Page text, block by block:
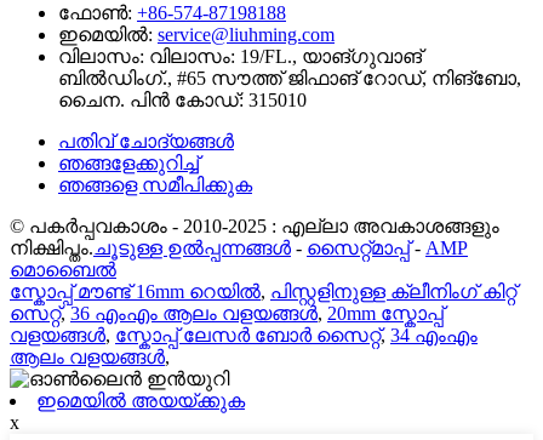
ഫോൺ: +86-574-87198188
ഇമെയിൽ: service@liuhming.com
വിലാസം: വിലാസം: 19/FL., യാങ്‌ഗുവാങ്
ബിൽഡിംഗ്., #65 സൗത്ത് ജിഫാങ് റോഡ്, നിങ്‌ബോ,
ചൈന. പിൻ കോഡ്: 315010
പതിവ് ചോദ്യങ്ങൾ
ഞങ്ങളേക്കുറിച്ച്
ഞങ്ങളെ സമീപിക്കുക
© പകർപ്പവകാശം - 2010-2025 : എല്ലാ അവകാശങ്ങളും
നിക്ഷിപ്തം. ചൂടുള്ള ഉൽപ്പന്നങ്ങൾ - സൈറ്റ്മാപ്പ്- AMP
മൊബൈൽ
സ്കോപ്പ് മൗണ്ട് 16mm റെയിൽ, പിസ്റ്റളിനുള്ള ക്ലീനിംഗ് കിറ്റ്
സെറ്റ്, 36 എംഎം ആലം വളയങ്ങൾ, 20mm സ്കോപ്പ്
വളയങ്ങൾ, സ്കോപ്പ് ലേസർ ബോർ സൈറ്റ്, 34 എംഎം
ആലം വളയങ്ങൾ,
ഇമെയിൽ അയയ്ക്കുക
x